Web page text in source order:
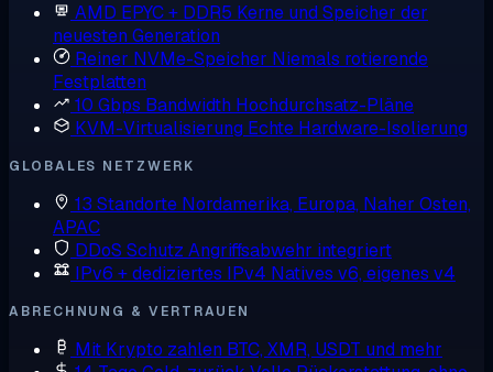
AMD EPYC + DDR5 Kerne und Speicher der
neuesten Generation
Reiner NVMe-Speicher Niemals rotierende
Festplatten
10 Gbps Bandwidth Hochdurchsatz-Pläne
KVM-Virtualisierung Echte Hardware-Isolierung
GLOBALES NETZWERK
13 Standorte Nordamerika, Europa, Naher Osten,
APAC
DDoS Schutz Angriffsabwehr integriert
IPv6 + dediziertes IPv4 Natives v6, eigenes v4
ABRECHNUNG & VERTRAUEN
Mit Krypto zahlen BTC, XMR, USDT und mehr